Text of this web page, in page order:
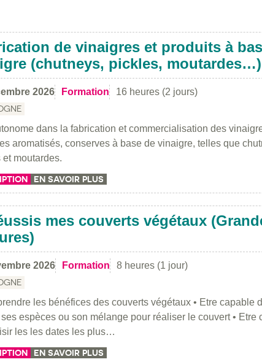
de vinaigres et produits à
(chutneys, pickles, moutardes…)
2026 Formation 16 heures (2 jours)
dans la fabrication et commercialisation des
aromatisés, conserves à base de vinaigre, telles que
et moutardes.
EN SAVOIR PLUS
mes couverts végétaux
2026 Formation 8 heures (1 jour)
les bénéfices des couverts végétaux • Etre capable
espèces ou son mélange pour réaliser le couvert • Etre
les les dates les plus…
EN SAVOIR PLUS